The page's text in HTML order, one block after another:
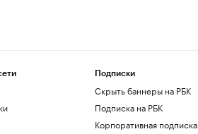
Подписки
Скрыть баннеры на РБК
Подписка на РБК
Корпоративная подписка